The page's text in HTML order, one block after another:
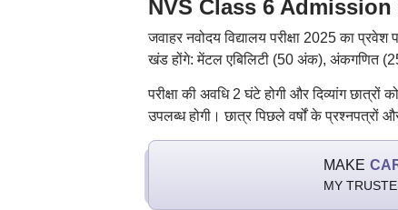
NVS Class 6 Admission
जवाहर नवोदय विद्यालय परीक्षा 2025 का
खंड होंगे: मेंटल एबिलिटी (50 अंक), अंकगणित
परीक्षा की अवधि 2 घंटे होगी और दिव्यांग छात्रों
उपलब्ध होगी। छात्र पिछले वर्षों के
MAKE
MY